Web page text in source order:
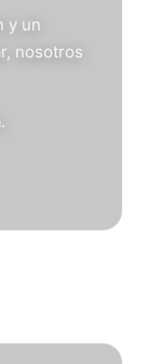
y un
nosotros